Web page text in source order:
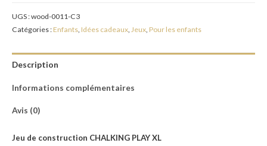
UGS :wood-0011-C3
Catégories : Enfants Idées cadeaux Jeux Pour les enfants
Description
Informations complémentaires
Avis (0)
Jeu de construction CHALKING PLAY XL